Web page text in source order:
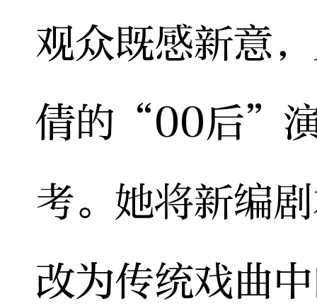
观众既感新意
倩的“00后”演
考。她将新编
改为传统戏曲